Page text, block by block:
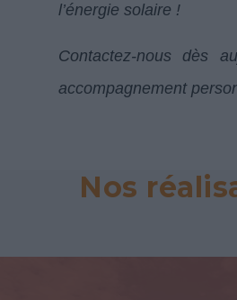
l’énergie solaire !
Contactez-nous dès
accompagnement
Nos